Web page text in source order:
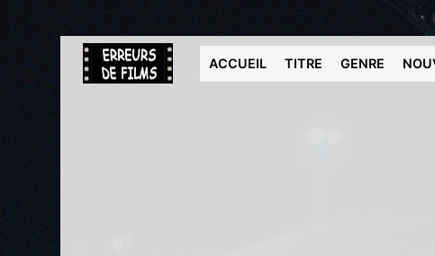
ACCUEIL TITRE GENRE